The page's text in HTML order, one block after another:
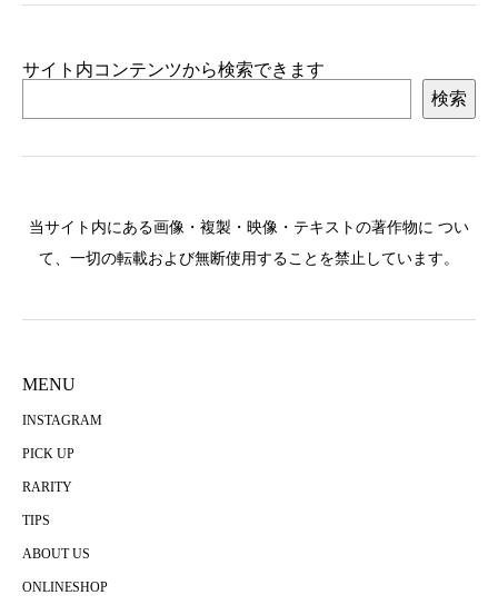
サイト内コンテンツから検索できます
検索
当サイト内にある画像・複製・映像・テキストの著作物に つい
て、一切の転載および無断使用することを禁止しています。
MENU
INSTAGRAM
PICK UP
RARITY
TIPS
ABOUT US
ONLINESHOP